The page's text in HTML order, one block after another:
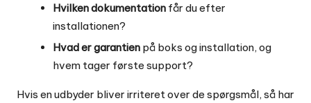
Hvilken dokumentation får du efter
installationen?
Hvad er garantien på boks og installation, og
hvem tager første support?
Hvis en udbyder bliver irriteret over de spørgsmål, så har